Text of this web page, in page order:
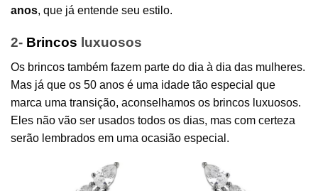
anos, que já entende seu estilo.
2- Brincos luxuosos
Os brincos também fazem parte do dia à dia das mulheres.
Mas já que os 50 anos é uma idade tão especial que
marca uma transição, aconselhamos os brincos luxuosos.
Eles não vão ser usados todos os dias, mas com certeza
serão lembrados em uma ocasião especial.